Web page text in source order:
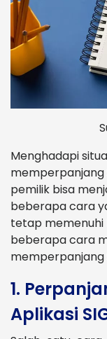
Menghadapi
memperpanjang
pemilik bisa
beberapa cara
tetap memenuhi
beberapa cara
memperpanjang
1.
Aplikasi